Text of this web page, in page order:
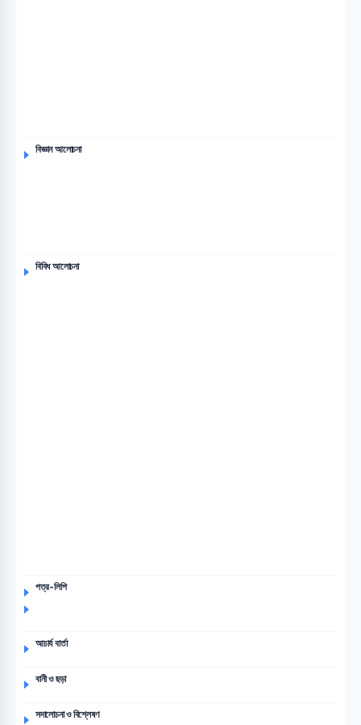
বিজ্ঞান আলোচনা
বিবিধ আলোচনা
পত্র-লিপি
আচার্য বার্তা
বানী ও ছড়া
সদালোচনা ও বিশ্লেষণ